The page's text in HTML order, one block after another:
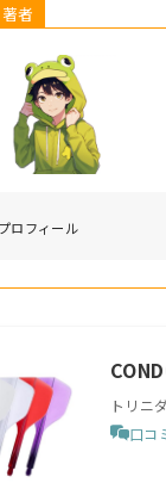
者
ロフィール
トリニ
口コ